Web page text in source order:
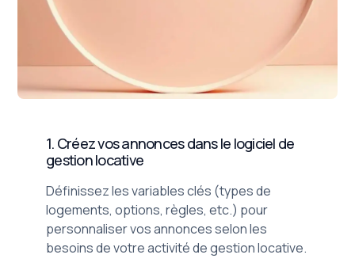
1. Créez vos annonces dans le logiciel de
gestion locative
Définissez les variables clés (types de
logements, options, règles, etc.) pour
personnaliser vos annonces selon les
besoins de votre activité de gestion locative.